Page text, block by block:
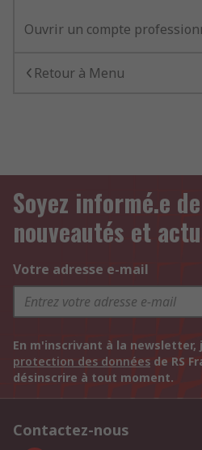
Ouvrir un compte
Retour à Menu
Soyez informé.e
nouveautés et
Votre adresse e-mail
En m'inscrivant à la newsletter,
protection des données de RS
désinscrire à tout moment.
Contactez-nous